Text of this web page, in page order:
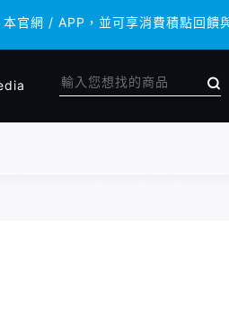
網 / APP，並可享消費積點回饋
網 / APP，並可享消費積點回饋